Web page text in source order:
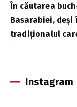
În căutarea
Basarabiei,
tradiționalul
Instagram